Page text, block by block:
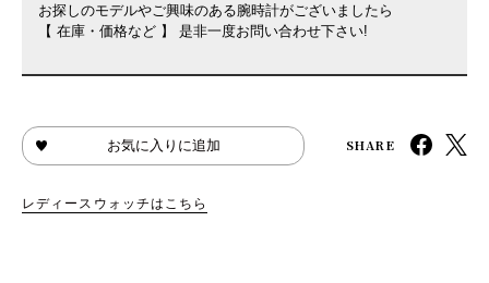
お探しのモデルやご興味のある腕時計がございましたら
【 在庫・価格など 】 是非一度お問い合わせ下さい!
お気に入りに追加 SHARE
レディースウォッチはこちら